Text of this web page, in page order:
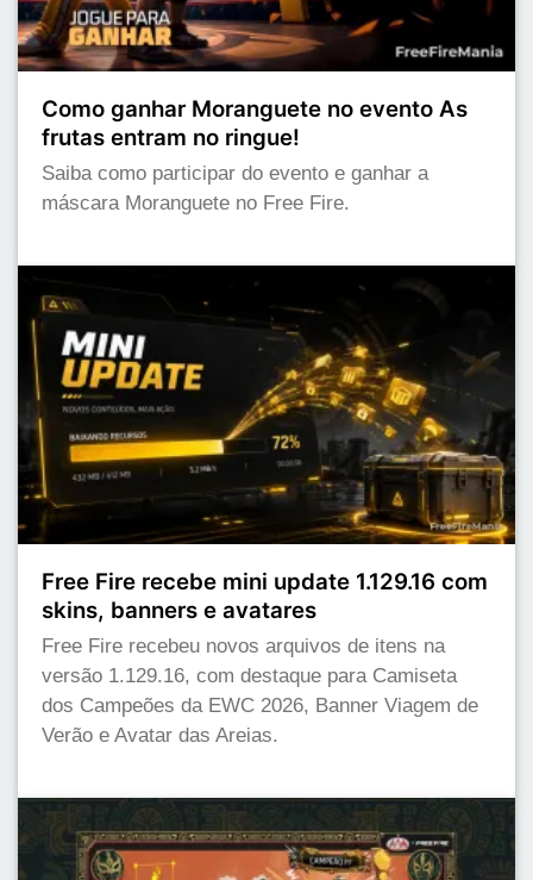
Como ganhar Moranguete no evento As
frutas entram no ringue!
Saiba como participar do evento e ganhar a
máscara Moranguete no Free Fire.
Free Fire recebe mini update 1.129.16 com
skins, banners e avatares
Free Fire recebeu novos arquivos de itens na
versão 1.129.16, com destaque para Camiseta
dos Campeões da EWC 2026, Banner Viagem de
Verão e Avatar das Areias.